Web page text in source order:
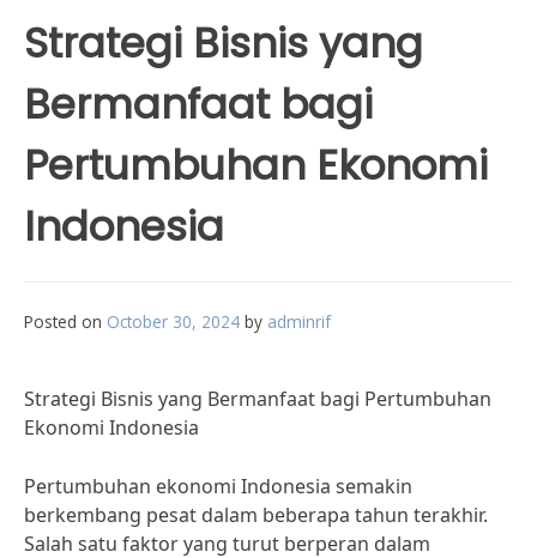
Strategi Bisnis yang
Bermanfaat bagi
Pertumbuhan Ekonomi
Indonesia
Posted on October 30, 2024 by adminrif
Strategi Bisnis yang Bermanfaat bagi Pertumbuhan
Ekonomi Indonesia
Pertumbuhan ekonomi Indonesia semakin
berkembang pesat dalam beberapa tahun terakhir.
Salah satu faktor yang turut berperan dalam